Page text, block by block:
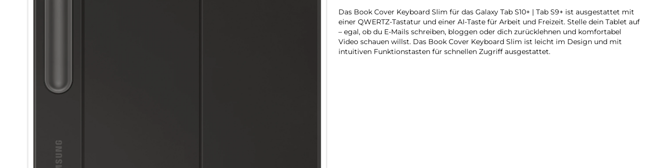
Das Book Cover Keyboard Slim für das Galaxy Tab S10+ | Tab S9+ ist ausgestattet mit
einer QWERTZ-Tastatur und einer AI-Taste für Arbeit und Freizeit. Stelle dein Tablet auf
– egal, ob du E-Mails schreiben, bloggen oder dich zurücklehnen und komfortabel
Video schauen willst. Das Book Cover Keyboard Slim ist leicht im Design und mit
intuitiven Funktionstasten für schnellen Zugriff ausgestattet.